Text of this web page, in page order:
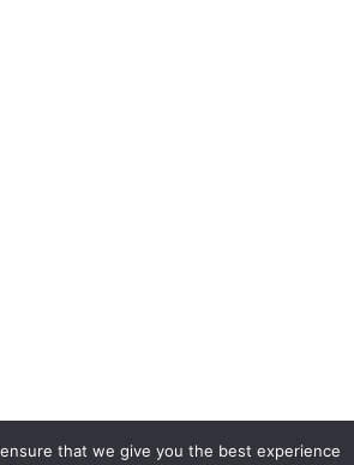
that we give you the best experience